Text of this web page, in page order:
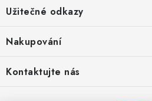
p
a
Užitečné odkazy
Provizní systém
Nakupování
Kontaktujte nás